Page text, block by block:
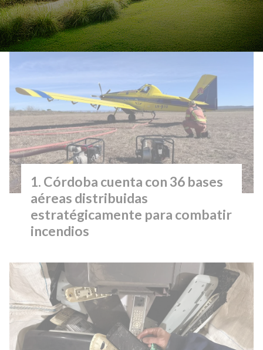
Lo más visto
Córdoba cuenta con 36 bases
aéreas distribuidas
estratégicamente para combatir
incendios